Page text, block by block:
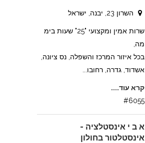
השרון 23, יבנה, ישראל
שרות אמין ומקצועי "25" שעות בימ
מה,
בכל איזור המרכז והשפלה, נס ציונה,
אשדוד, גדרה, רחובו...
קרא עוד....
#6055
א ב י אינסטלציה -
אינסטלטור בחולון